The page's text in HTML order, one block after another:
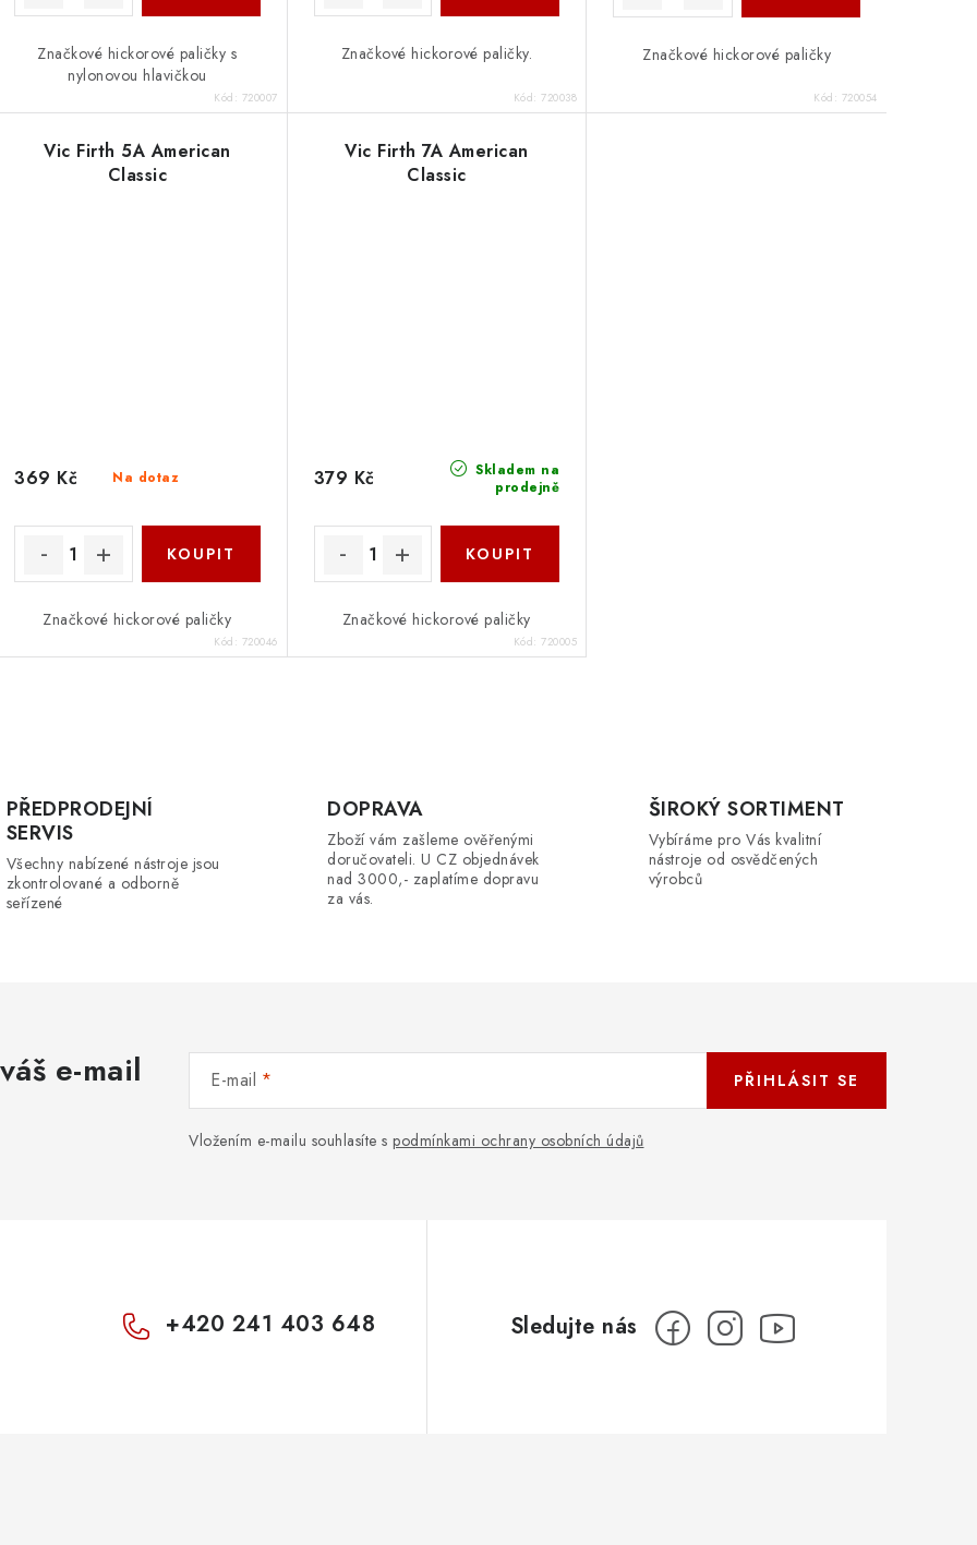
Značkové hickorové paličky s
nylonovou hlavičkou
Kód: 720007
Značkové hickorové paličky.
Kód:720038
Značkové hickorové paličky
Kód: 720054
Vic Firth 5A American
Classic
Na dotaz
369 Kč
Značkové hickorové paličky
Kód: 720046
Vic Firth 7A American
Classic
Skladem na
prodejně
379 Kč
Značkové hickorové paličky
Kód:720005
PŘEDPRODEJNÍ
SERVIS
Všechny nabízené nástroje jsou
zkontrolované a odborně
seřízené
DOPRAVA
Zboží vám zašleme ověřenými
doručovateli. U CZ objednávek
nad 3000,- zaplatíme dopravu
za vás.
ŠIROKÝ SORTIMENT
Vybíráme pro Vás kvalitní
nástroje od osvědčených
výrobců
e-mail E-mail
Vložením e-mailu souhlasíte s podmínkami ochrany osobních údajů
PŘIHLÁSIT SE
+420 241 403 648